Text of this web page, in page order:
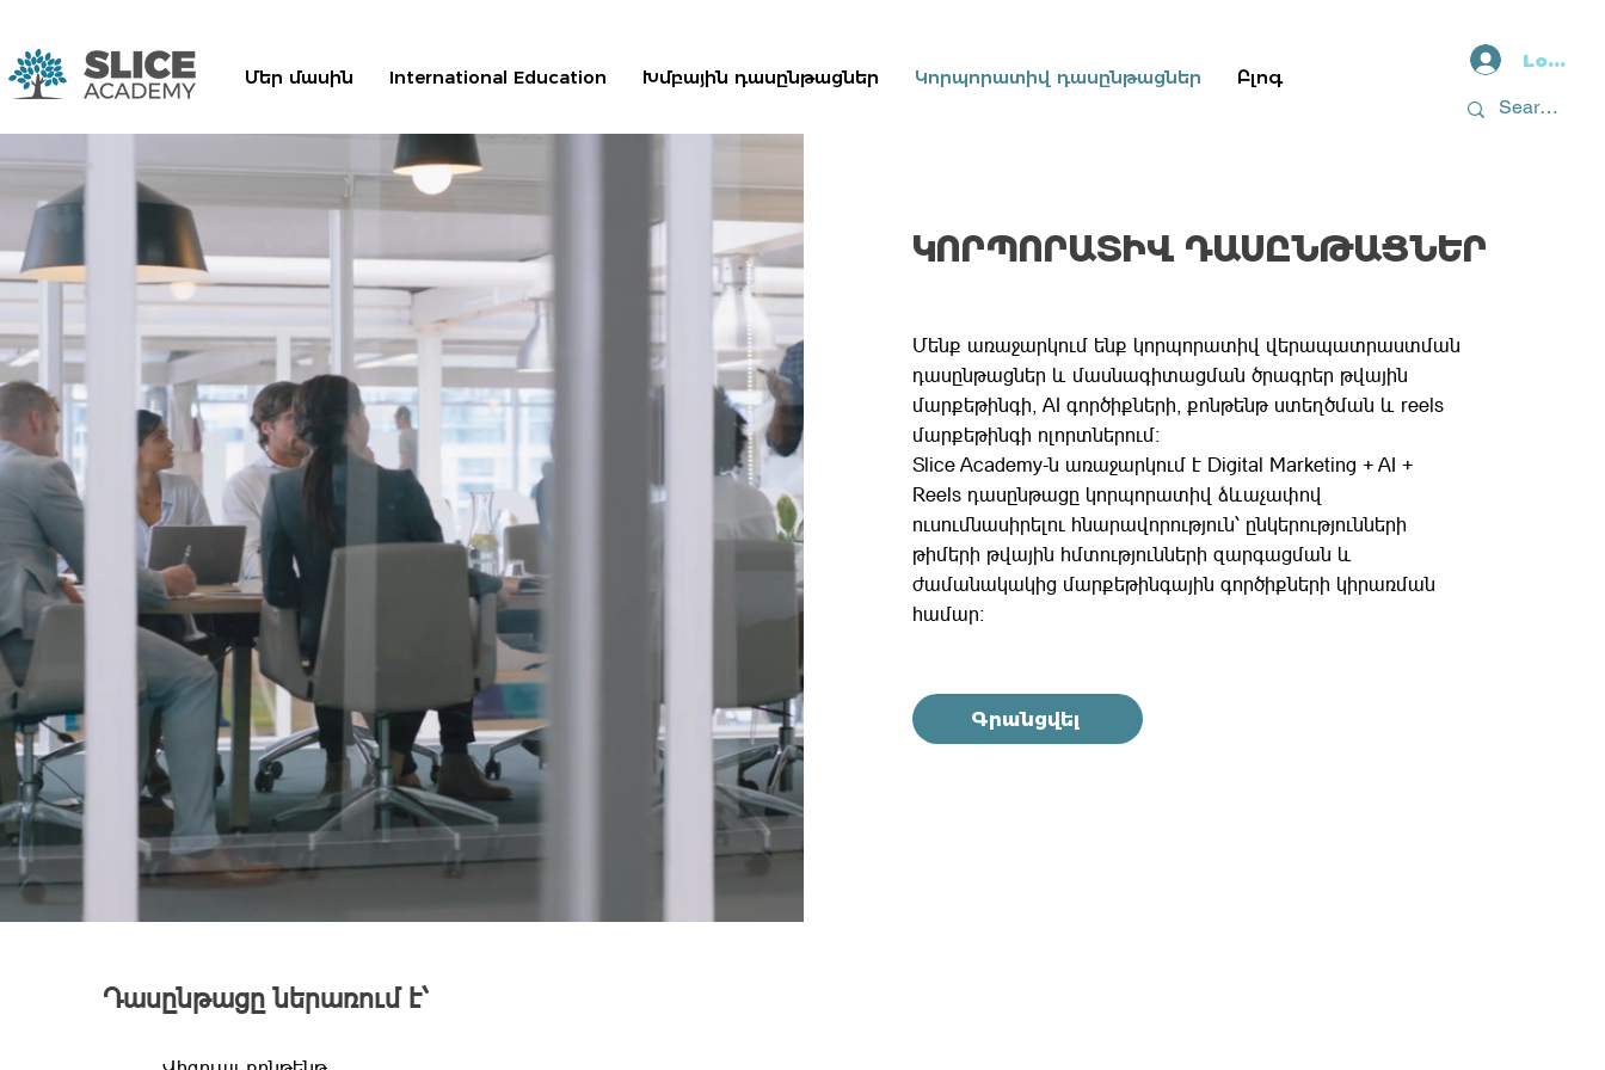
Մեր մասին International Education Խմբային դասընթացներ Կորպորատիվ դասընթացներ Բլոգ
Log In
ԿՈՐՊՈՐԱՏԻՎ ԴԱՍԸՆԹԱՑՆԵՐ
Մենք առաջարկում ենք կորպորատիվ վերապատրաստման
դասընթացներ և մասնագիտացման ծրագրեր թվային
մարքեթինգի, AI գործիքների, քոնթենթ ստեղծման և reels
մարքեթինգի ոլորտներում։
Slice Academy-ն առաջարկում է Digital Marketing + AI +
Reels դասընթացը կորպորատիվ ձևաչափով
ուսումնասիրելու հնարավորություն՝ ընկերությունների
թիմերի թվային հմտությունների զարգացման և
ժամանակակից մարքեթինգային գործիքների կիրառման
համար։
Գրանցվել
Դասընթացը ներառում է՝